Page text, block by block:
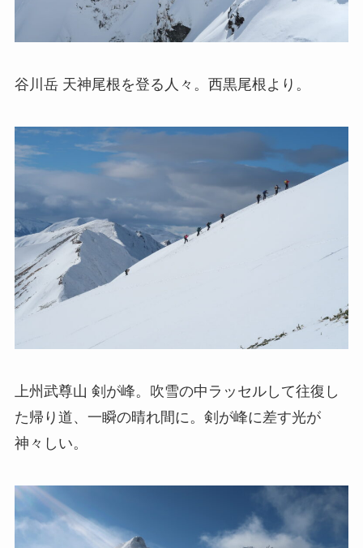
谷川岳 天神尾根を登る人々。西黒尾根より。
上州武尊山 剣が峰。吹雪の中ラッセルして往復し
た帰り道、一瞬の晴れ間に。剣が峰に差す光が
神々しい。